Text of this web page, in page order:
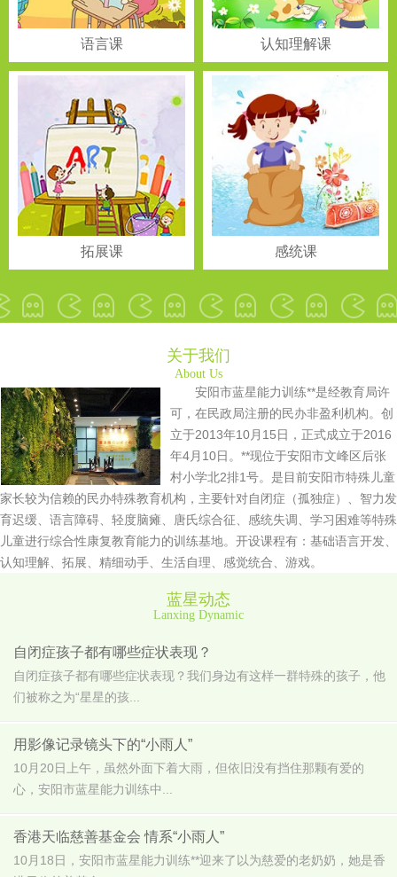
语言课 认知理解课
拓展课 感统课
关于我们
About Us
安阳市蓝星能力训练**是经教育局许
可，在民政局注册的民办非盈利机构。创
立于2013年10月15日，正式成立于2016
年4月10日。**现位于安阳市文峰区后张
村小学北2排1号。是目前安阳市特殊儿童
家长较为信赖的民办特殊教育机构，主要针对自闭症（孤独症）、智力发
育迟缓、语言障碍、轻度脑瘫、唐氏综合征、感统失调、学习困难等特殊
儿童进行综合性康复教育能力的训练基地。开设课程有：基础语言开发、
认知理解、拓展、精细动手、生活自理、感觉统合、游戏。
蓝星动态
Lanxing Dynamic
自闭症孩子都有哪些症状表现？
自闭症孩子都有哪些症状表现？我们身边有这样一群特殊的孩子，他
们被称之为“星星的孩...
用影像记录镜头下的“小雨人”
10月20日上午，虽然外面下着大雨，但依旧没有挡住那颗有爱的
心，安阳市蓝星能力训练中...
香港天临慈善基金会 情系“小雨人”
10月18日，安阳市蓝星能力训练**迎来了以为慈爱的老奶奶，她是香